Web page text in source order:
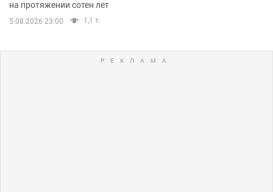
на протяжении сотен лет
5.08.2026 23:00 1,1 т.